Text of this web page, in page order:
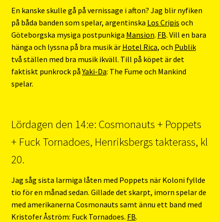
En kanske skulle gå på vernissage i afton? Jag blir nyfiken
på båda banden som spelar, argentinska Los Cripis och
Göteborgska mysiga postpunkiga Mansion. FB. Vill en bara
hänga och lyssna på bra musik är Hotel Rica, och Publik
två ställen med bra musik ikväll. Till på köpet är det
faktiskt punkrock påYaki-Da: The Fume och Mankind
spelar.
Lördagen den 14:e: Cosmonauts + Poppets
+ Fuck Tornadoes, Henriksbergs takterass, kl
20.
Jag såg sista larmiga låten med Poppets när Koloni fyllde
tio för en månad sedan. Gillade det skarpt, imorn spelar de
med amerikanerna Cosmonauts samt ännu ett band med
Kristofer Åström: Fuck Tornadoes. FB.